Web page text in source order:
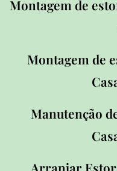
Montagem de
Montagem de
Manutenção